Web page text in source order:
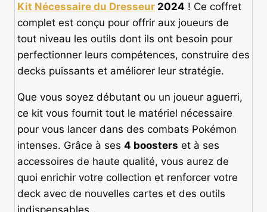
Kit Nécessaire du Dresseur 2024 ! Ce coffret
complet est conçu pour offrir aux joueurs de
tout niveau les outils dont ils ont besoin pour
perfectionner leurs compétences, construire des
decks puissants et améliorer leur stratégie.
Que vous soyez débutant ou un joueur aguerri,
ce kit vous fournit tout le matériel nécessaire
pour vous lancer dans des combats Pokémon
intenses. Grâce à ses 4 boosters et à ses
accessoires de haute qualité, vous aurez de
quoi enrichir votre collection et renforcer votre
deck avec de nouvelles cartes et des outils